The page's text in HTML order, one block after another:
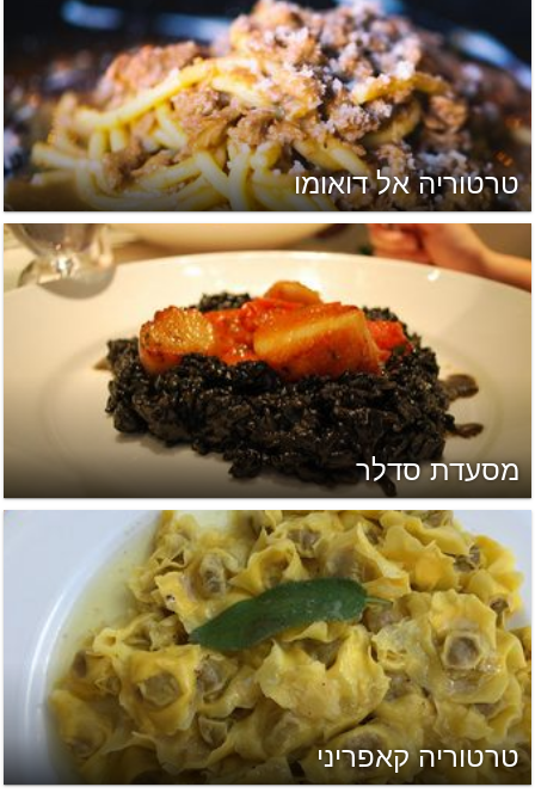
טרטוריה אל דואומו
מסעדת סדלר
טרטוריה קאפריני